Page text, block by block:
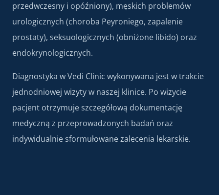
przedwczesny i opóźniony), męskich problemów
urologicznych (choroba Peyroniego, zapalenie
prostaty), seksuologicznych (obniżone libido) oraz
endokrynologicznych.
Diagnostyka w Vedi Clinic wykonywana jest w trakcie
jednodniowej wizyty w naszej klinice. Po wizycie
pacjent otrzymuje szczegółową dokumentację
medyczną z przeprowadzonych badań oraz
indywidualnie sformułowane zalecenia lekarskie.